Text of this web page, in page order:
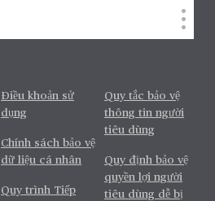
Điều khoản sử
dụng
Chính sách bảo vệ
dữ liệu cá nhân
Quy trình Tiếp
Quy tắc bảo vệ
thông tin người
tiêu dùng
Quy định bảo vệ
quyền lợi người
tiêu dùng dễ bị